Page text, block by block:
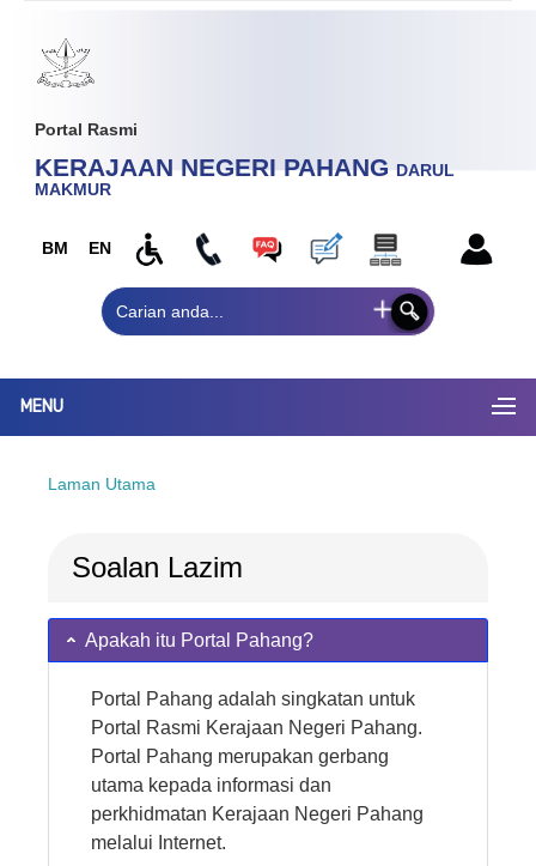
Portal Rasmi
KERAJAAN NEGERI PAHANGDARUL
MAKMUR
BM EN
MENU
Laman Utama
Soalan Lazim
Apakah itu Portal Pahang?
Portal Pahang adalah singkatan untuk
Portal Rasmi Kerajaan Negeri Pahang.
Portal Pahang merupakan gerbang
utama kepada informasi dan
perkhidmatan Kerajaan Negeri Pahang
melalui Internet.